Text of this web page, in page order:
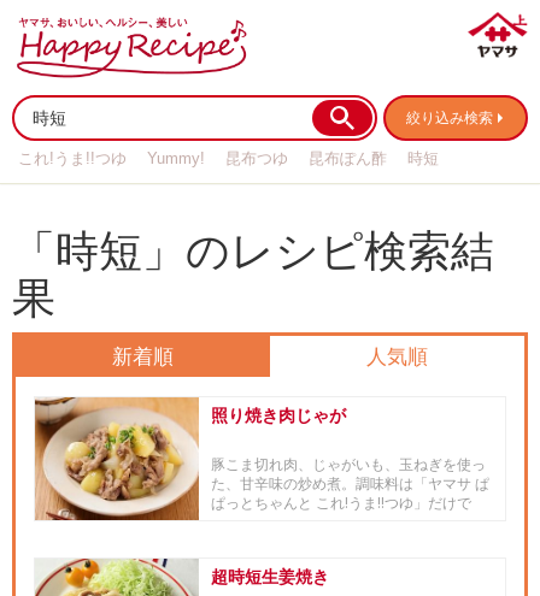
絞り込み検索
これ!うま!!つゆ Yummy! 昆布つゆ 昆布ぽん酢
時短
「時短」のレシピ検索結
果
新着順 人気順
照り焼き肉じゃが
豚こま切れ肉、じゃがいも、玉ねぎを使っ
た、甘辛味の炒め煮。調味料は「ヤマサ ぱ
ぱっとちゃんと これ!うま!!つゆ」だけで
超時短生姜焼き